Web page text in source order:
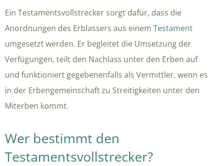
Ein Testamentsvollstrecker sorgt dafür, dass die
Anordnungen des Erblassers aus einem Testament
umgesetzt werden. Er begleitet die Umsetzung der
Verfügungen, teilt den Nachlass unter den Erben auf
und funktioniert gegebenenfalls als Vermittler, wenn es
in der Erbengemeinschaft zu Streitigkeiten unter den
Miterben kommt.
Wer bestimmt den
Testamentsvollstrecker?